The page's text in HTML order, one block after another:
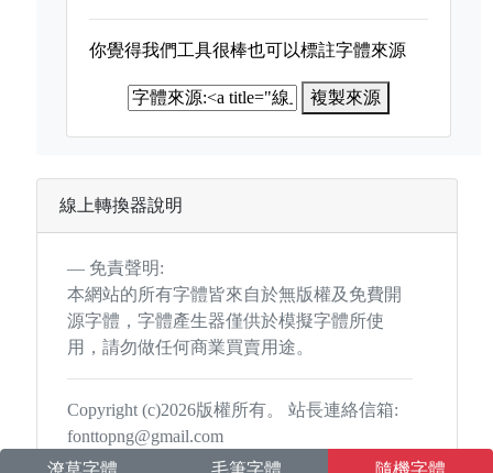
你覺得我們工具很棒也可以標註字體來源
複製來源
線上轉換器說明
免責聲明:
本網站的所有字體皆來自於無版權及免費開
源字體，字體產生器僅供於模擬字體所使
用，請勿做任何商業買賣用途。
Copyright (c)2026版權所有。 站長連絡信箱:
fonttopng@gmail.com
潦草字體
毛筆字體 隨機字體